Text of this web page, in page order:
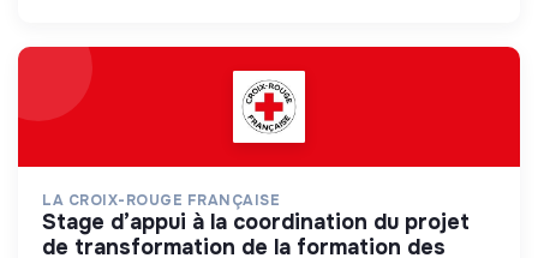
LA CROIX-ROUGE FRANÇAISE
stage d’appui à la coordination du projet
de transformation de la formation des